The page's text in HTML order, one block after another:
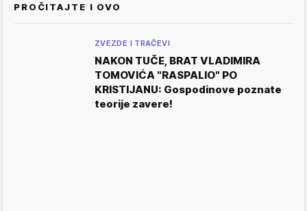
PROČITAJTE I OVO
ZVEZDE I TRAČEVI
NAKON TUČE, BRAT VLADIMIRA
TOMOVIĆA "RASPALIO" PO
KRISTIJANU: Gospodinove poznate
teorije zavere!